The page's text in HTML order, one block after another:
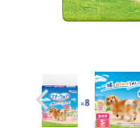
Previous